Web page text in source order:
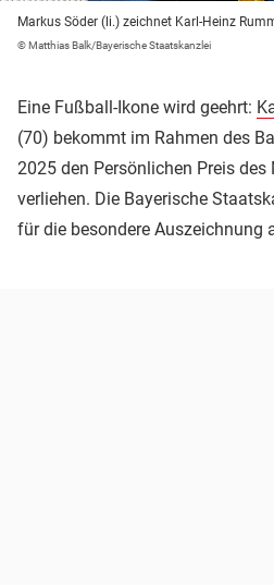
Markus Söder (li.) zeichnet Karl-Heinz
© Matthias Balk/Bayerische Staatskanzlei
Eine Fußball-Ikone wird geehrt:
(70) bekommt im Rahmen des
2025 den Persönlichen Preis
verliehen. Die Bayerische
für die besondere Auszeichnung